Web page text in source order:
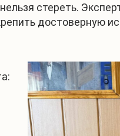
стереть.
достоверную